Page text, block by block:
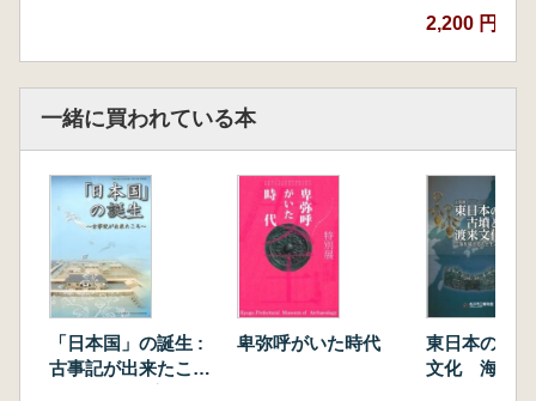
鈴千夏 埴輪製作技法の共通性
第2章 大隅の古墳と古墳群―大隅の首長とヤ
マト王権―
鈴千夏 盾持人埴輪の意味
森本徹 鉄器と朝鮮半島との交流
関本優美子 貝輪の来た道
森本徹 初期須恵器の生産と交流
第3章 地下式横穴の世界 独特な墓制と地域
関本優美子 五世紀の甲冑の広がり
鈴千夏 蛇行剣と鉄鏃
2,200 円
一緒に買われている本
「日本国」の誕生 :
古事記が出来たころ
卑弥呼がいた時代
東日本の古
文化 海を越